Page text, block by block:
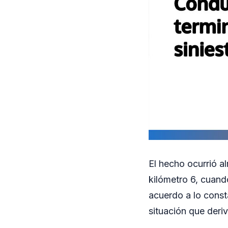
El hecho ocurrió
kilómetro 6,
acuerdo a lo
situación que